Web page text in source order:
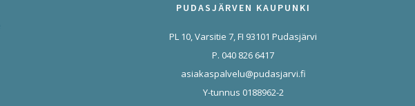
PUDASJÄRVEN KAUPUNKI
PL 10, Varsitie 7, FI 93101 Pudasjärvi
P. 040 826 6417
asiakaspalvelu@pudasjarvi.fi
Y-tunnus 0188962-2